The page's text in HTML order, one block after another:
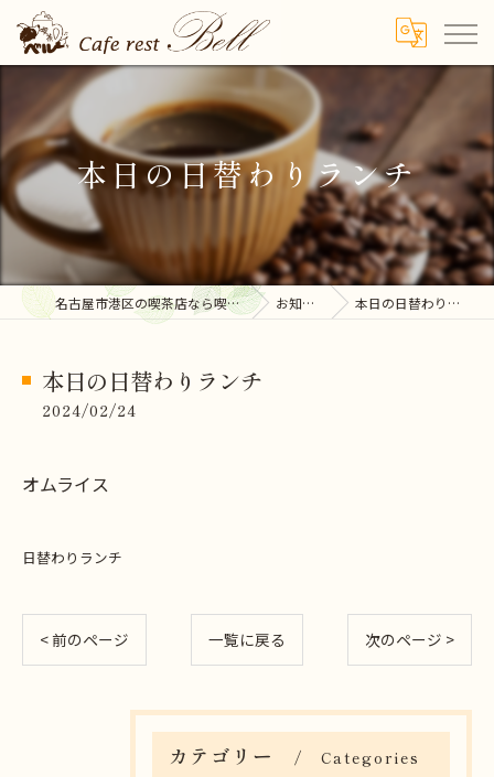
本日の日替わりランチ
名古屋市港区の喫茶店なら喫茶ベル お知らせ 本日の日替わりランチ
本日の日替わりランチ
2024/02/24
オムライス
日替わりランチ
< 前のページ 一覧に戻る 次のページ >
カテゴリー Categories